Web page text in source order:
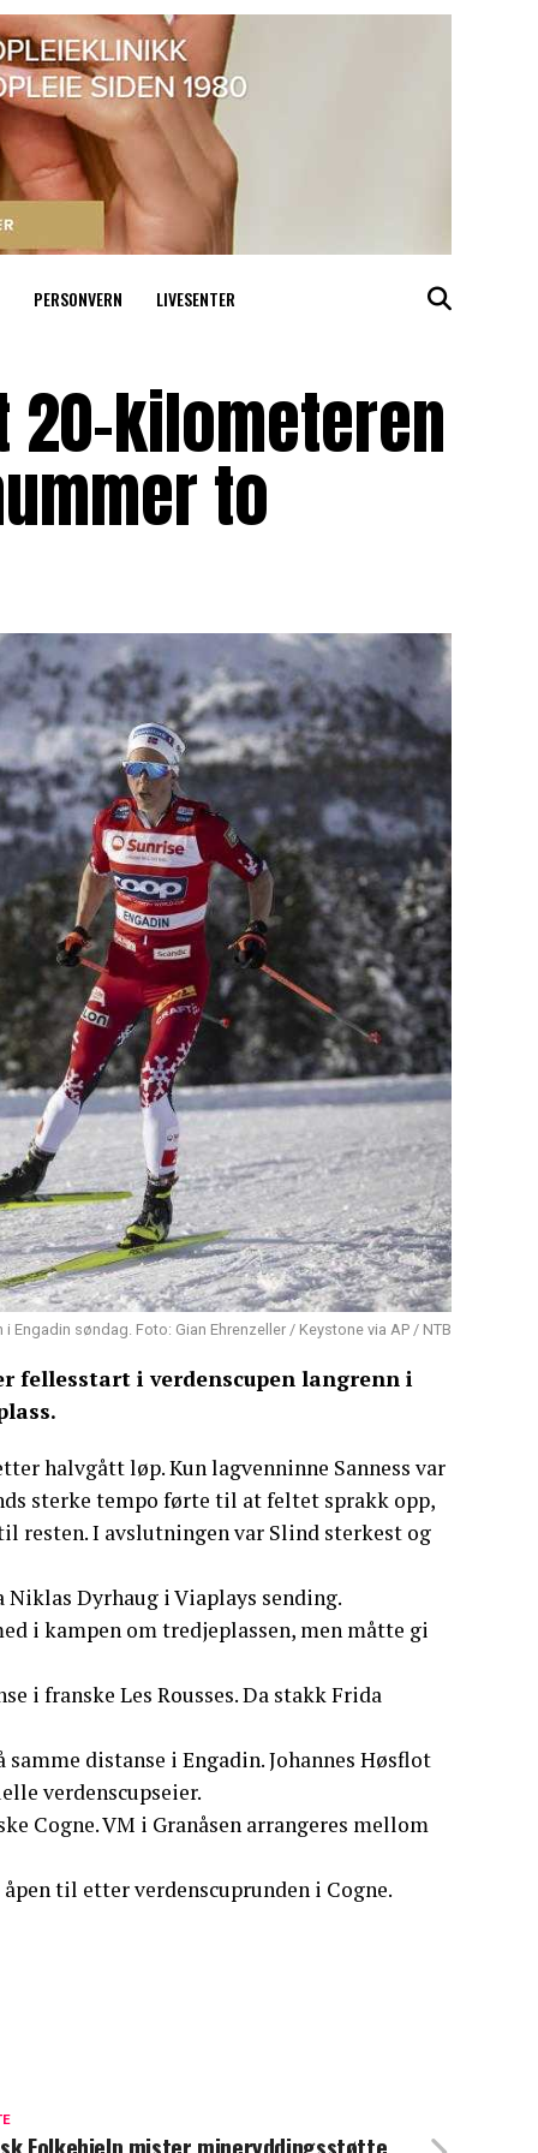
PERSONVERN LIVESENTER
20-kilometeren
to
Engadin søndag. Foto: Gian Ehrenzeller / Keystone via AP / NTB
fellesstart i verdenscupen langrenn i
halvgått løp. Kun lagvenninne Sanness var
sterke tempo førte til at feltet sprakk opp,
resten. I avslutningen var Slind sterkest og
Dyrhaug i Viaplays sending.
i kampen om tredjeplassen, men måtte gi
i franske Les Rousses. Da stakk Frida
distanse i Engadin. Johannes Høsflot
verdenscupseier.
Cogne. VM i Granåsen arrangeres mellom
til etter verdenscuprunden i Cogne.